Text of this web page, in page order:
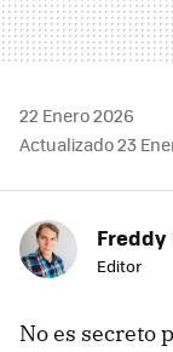
22 Enero 2026
Actualizado 23
Freddy
Editor
No es secreto